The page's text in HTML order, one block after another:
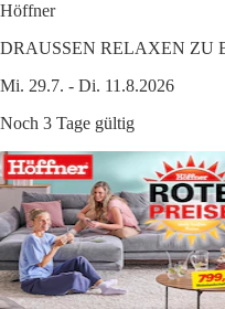
Höffner
DRAUSSEN RELAXEN ZU
Mi. 29.7. - Di. 11.8.2026
Noch 3 Tage gültig